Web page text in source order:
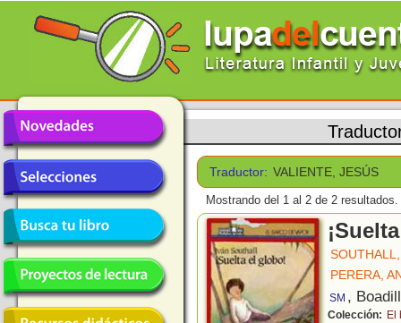
Traductor: VALIENTE, JESÚS
Mostrando del 1 al 2 de 2 resultados.
PERERA,
SM ,
Colección: El